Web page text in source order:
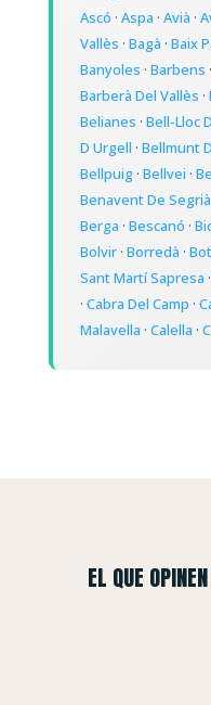
Ascó · Aspa · Avià ·
Vallès · Bagà · Baix
Banyoles · Barbens ·
Barberà Del Vallès ·
Belianes · Bell-Lloc
D Urgell · Bellmunt
Bellpuig· Bellvei ·
Benavent De Segrià
Berga · Bescanó ·
Bolvir· Borredà · Bot
Sant Martí Sapresa ·
· Cabra Del Camp ·
Malavella · Calella ·
EL QUE